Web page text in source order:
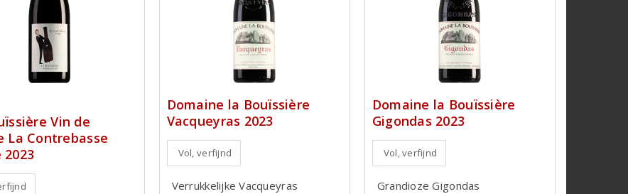
Vin de
La Contrebasse
2023
Domaine la Bouïssière
Vacqueyras 2023
Vol, verfijnd
Verrukkelijke Vacqueyras
Domaine la Bouïssière
Gigondas 2023
Vol, verfijnd
Grandioze Gigondas